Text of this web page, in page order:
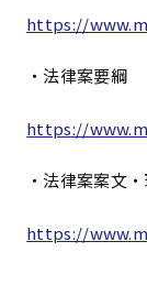
https://
・法律案要綱
https://
・法律案案文
https://